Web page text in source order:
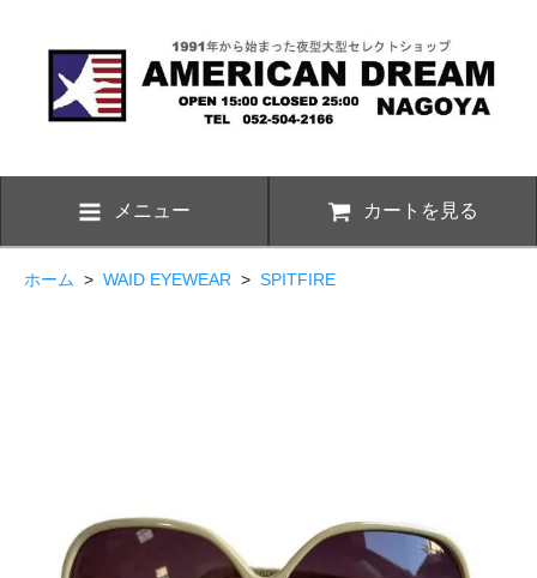
メニュー カートを見る
ホーム > WAID EYEWEAR > SPITFIRE